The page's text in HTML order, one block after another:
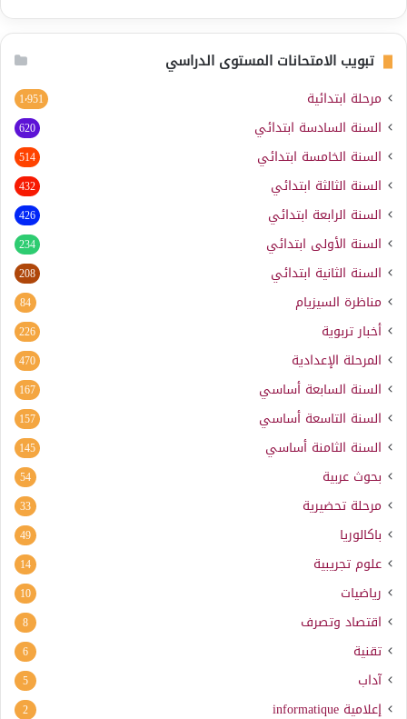
تبويب الامتحانات المستوى الدراسي
مرحلة ابتدائية 1٬951
السنة السادسة ابتدائي 620
السنة الخامسة ابتدائي 514
السنة الثالثة ابتدائي 432
السنة الرابعة ابتدائي 426
السنة الأولى ابتدائي 234
السنة الثانية ابتدائي 208
مناظرة السيزيام 84
أخبار تربوية 226
المرحلة الإعدادية 470
السنة السابعة أساسي 167
السنة التاسعة أساسي 157
السنة الثامنة أساسي 145
بحوث عربية 54
مرحلة تحضيرية 33
باكالوريا 49
علوم تجريبية 14
رياضيات 10
اقتصاد وتصرف 8
تقنية 6
آداب 5
إعلامية informatique
2